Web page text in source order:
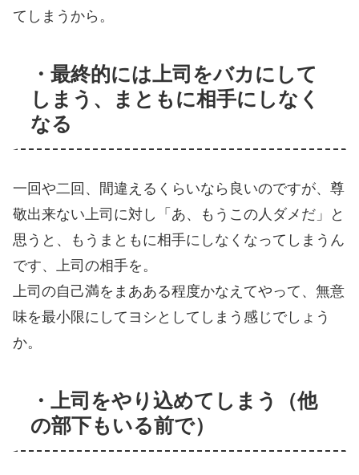
てしまうから。
・最終的には上司をバカにして
しまう、まともに相手にしなく
なる
一回や二回、間違えるくらいなら良いのですが、尊
敬出来ない上司に対し「あ、もうこの人ダメだ」と
思うと、もうまともに相手にしなくなってしまうん
です、上司の相手を。
上司の自己満をまあある程度かなえてやって、無意
味を最小限にしてヨシとしてしまう感じでしょう
か。
・上司をやり込めてしまう（他
の部下もいる前で）